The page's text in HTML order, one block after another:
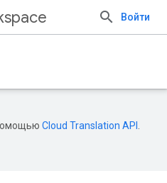
Войти
Cloud Translation API